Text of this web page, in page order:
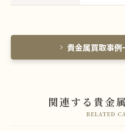
貴金属買取事例
関連する貴金
RELATED